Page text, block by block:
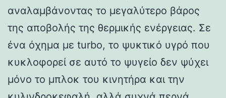
αναλαμβάνοντας το μεγαλύτερο βάρος
της αποβολής της θερμικής ενέργειας. Σε
ένα όχημα με turbo, το ψυκτικό υγρό που
κυκλοφορεί σε αυτό το ψυγείο δεν ψύχει
μόνο το μπλοκ του κινητήρα και την